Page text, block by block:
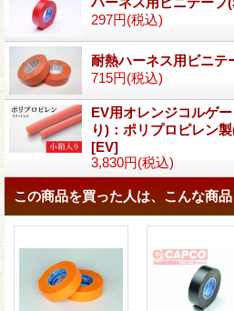
297円(税込)
耐熱ハーネス用ビニテ
715円(税込)
EV用オレンジコルゲ
り)：ポリプロピレン
[EV]
3,830円(税込)
この商品を買った人は、こんな商